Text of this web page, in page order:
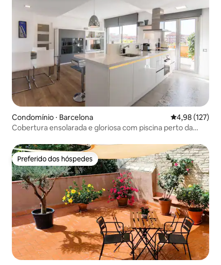
Condomínio ⋅ Barcelona 4,98 de uma
4,98 (127)
Cobertura ensolarada e gloriosa com piscina perto da
Preferido dos hóspedes
Preferido dos hóspedes